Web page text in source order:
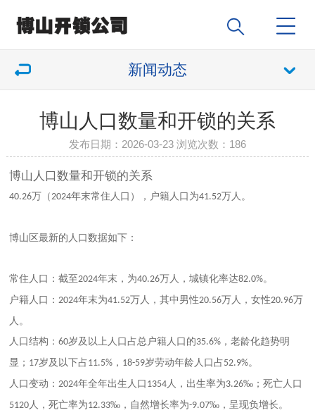
新闻动态
博山人口数量和开锁的关系
发布日期：2026-03-23 浏览次数： 186
博山人口数量和开锁的关系
40.26万‌（2024年末常住人口）‌，户籍人口为‌41.52万人‌。
博山区最新的人口数据如下：
常住人口 ‌：截至2024年末，为‌40.26万人‌，城镇化率达‌82.0%‌。
户籍人口 ‌：2024年末为‌41.52万人‌，其中男性20.56万人，女性20.96万
人。
人口结构 ‌：60岁及以上人口占总户籍人口的‌35.6% ‌，老龄化趋势明
显； 17岁及以下占11.5% ， 18-59岁劳动年龄人口占52.9%。
人口变动 ‌：2024年全年出生人口 1354人，出生率为3.26‰；死亡人口
5120人，死亡率为12.33‰，‌自然增长率为-9.07‰‌，呈现负增长。